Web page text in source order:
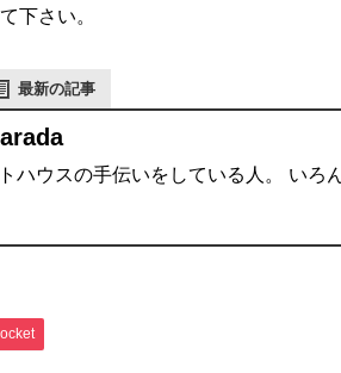
下さい。
最新の記事
ハウスの手伝いをしている人。 いろ